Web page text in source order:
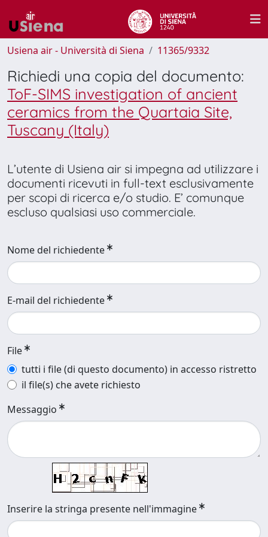
Usiena air - Università di Siena 11365/9332
Richiedi una copia del documento:
ToF-SIMS investigation of ancient
ceramics from the Quartaia Site,
Tuscany (Italy)
L’utente di Usiena air si impegna ad utilizzare i
documenti ricevuti in full-text esclusivamente
per scopi di ricerca e/o studio. E’ comunque
escluso qualsiasi uso commerciale.
Nome del richiedente
E-mail del richiedente
File
tutti i file (di questo documento) in accesso ristretto
il file(s) che avete richiesto
Messaggio
Inserire la stringa presente nell'immagine